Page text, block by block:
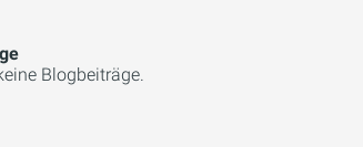
Blogbeiträge.